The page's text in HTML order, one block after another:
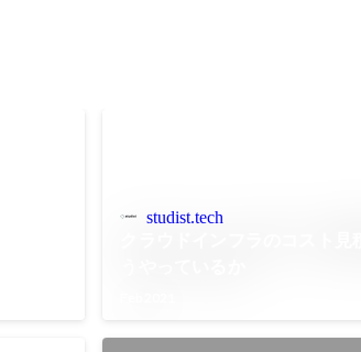
studist.tech